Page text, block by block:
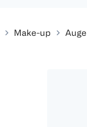
Make-up Auge